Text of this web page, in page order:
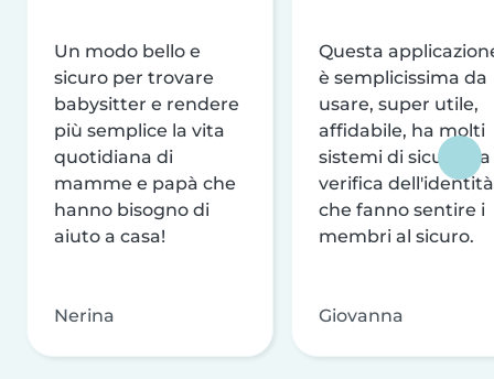
Un modo bello e
sicuro per trovare
babysitter e rendere
più semplice la vita
quotidiana di
mamme e papà che
hanno bisogno di
aiuto a casa!
Nerina
Questa
è semplicissima da
usare, super utile,
affidabile, ha molti
sistemi di sicurezza
verifica dell'identità
che fanno sentire i
membri al sicuro.
Giovanna